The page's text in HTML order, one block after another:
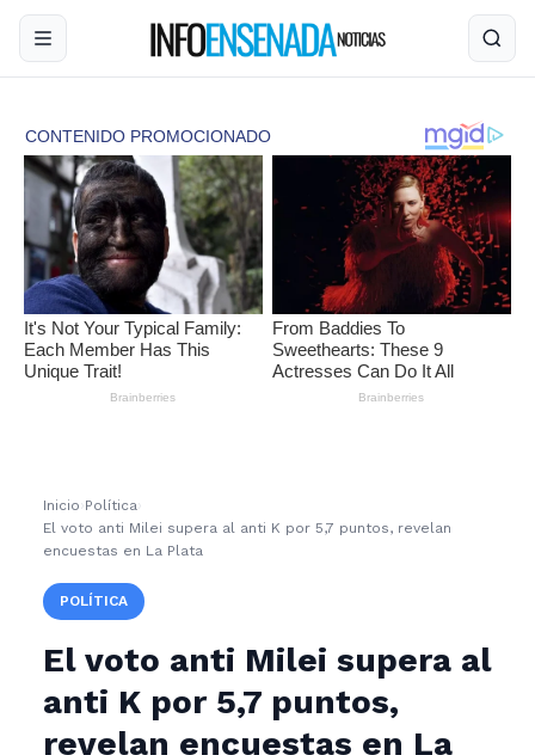
Inicio ›Política›
El voto anti Milei supera al anti K por 5,7 puntos, revelan
encuestas en La Plata
POLÍTICA
El voto anti Milei supera al
anti K por 5,7 puntos,
revelan encuestas en La